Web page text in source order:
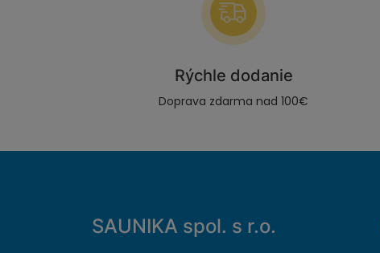
Rýchle dodanie
Doprava zdarma nad 100€
SAUNIKA spol. s r.o.